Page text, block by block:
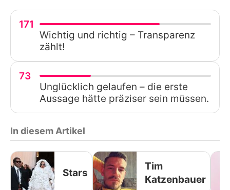
171
Wichtig und richtig – Transparenz
zählt!
73
Unglücklich gelaufen – die erste
Aussage hätte präziser sein müssen.
In diesem Artikel
Stars
Tim
Katzenbauer